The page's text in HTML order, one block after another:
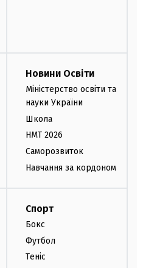
Новини Освіти
Міністерство освіти та
науки України
Школа
НМТ 2026
Саморозвиток
Навчання за кордоном
Спорт
Бокс
Футбол
Теніс